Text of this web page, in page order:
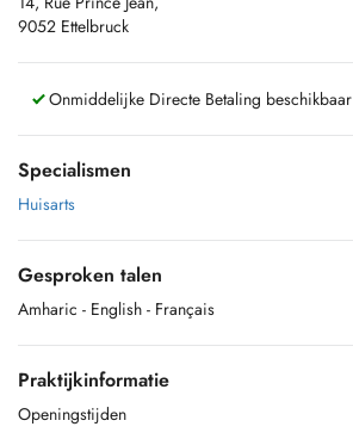
9052 Ettelbruck
Onmiddelijke Directe Betaling beschikbaar
Specialismen
Huisarts
Gesproken talen
Amharic - English - Français
Praktijkinformatie
Openingstijden